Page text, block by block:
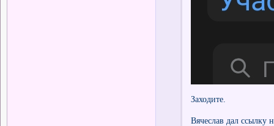
Заходите.
Вячеслав дал ссылку